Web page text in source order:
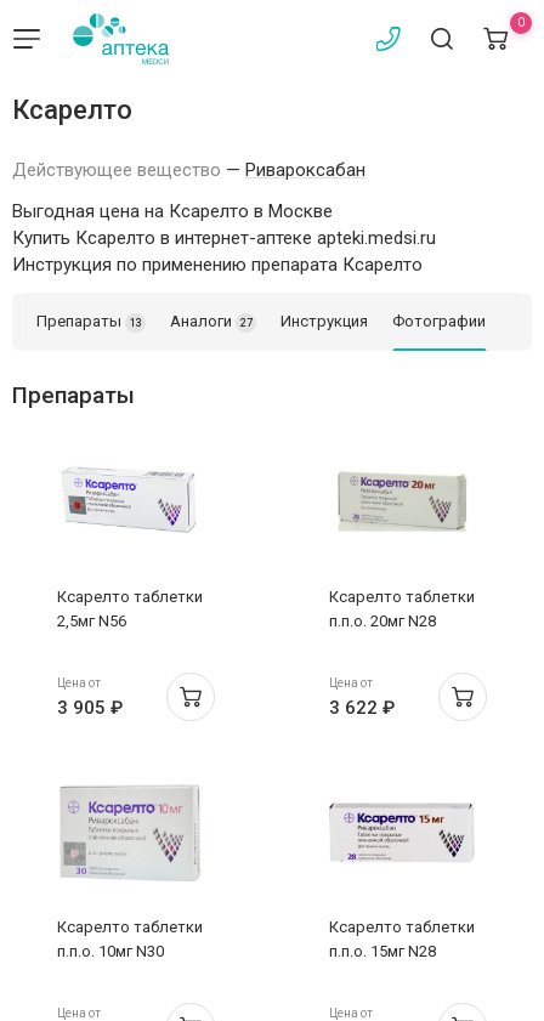
0
Ксарелто
Действующее вещество — Ривароксабан
Выгодная цена на Ксарелто в Москве
Купить Ксарелто в интернет-аптеке apteki.medsi.ru
Инструкция по применению препарата Ксарелто
Препараты 13 Аналоги 27 Инструкция Фотографии
Препараты
Ксарелто таблетки
2,5мг N56
Цена от
3 905 ₽
Ксарелто таблетки
п.п.о. 20мг N28
Цена от
3 622 ₽
Ксарелто таблетки
п.п.о. 10мг N30
Цена от
Ксарелто таблетки
п.п.о. 15мг N28
Цена от